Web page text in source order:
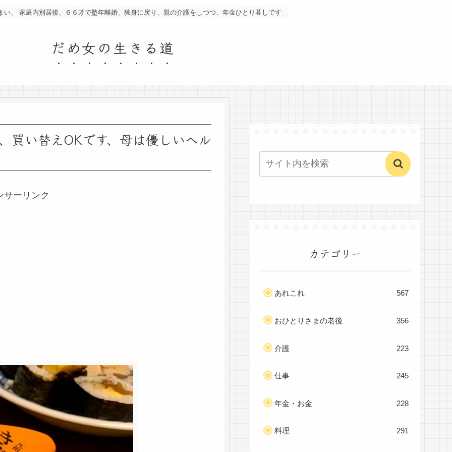
い、 家庭内別居後、６６才で塾年離婚、独身に戻り、親の介護をしつつ、年金ひとり暮しです
だめ女の生きる道
買い替えOKです、母は優しいヘル
サーリンク
カテゴリー
あれこれ 567
おひとりさまの老後 356
介護 223
仕事 245
年金・お金 228
料理 291